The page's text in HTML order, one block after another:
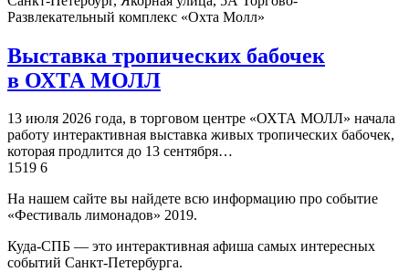
Развлекательный комплекс «Охта Молл»
Выставка тропических бабочек
в ОХТА МОЛЛ
13 июля 2026 года, в торговом центре «ОХТА МОЛЛ» начала
работу интерактивная выставка живых тропических бабочек,
которая продлится до 13 сентября…
1519 6
На нашем сайте вы найдете всю информацию про событие
«Фестиваль лимонадов» 2019.
Куда-СПБ — это интерактивная афиша самых интересных
событий Санкт-Петербурга.